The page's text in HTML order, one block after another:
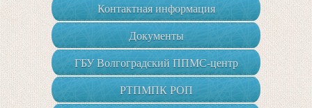
Контактная информация
Документы
ГБУ Волгоградский ППМС-центр
РТПМПК РОП